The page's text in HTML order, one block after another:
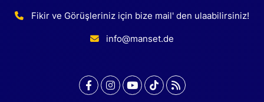
Fikir ve Görüşleriniz için bize mail' den ulaabilirsiniz!
info@manset.de